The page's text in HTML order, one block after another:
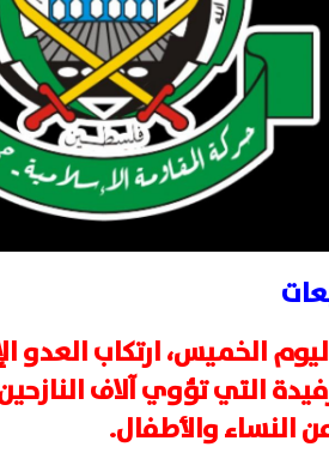
الخميس، ارتكاب العدو
التي تؤوي آلاف
النساء والأطفال.